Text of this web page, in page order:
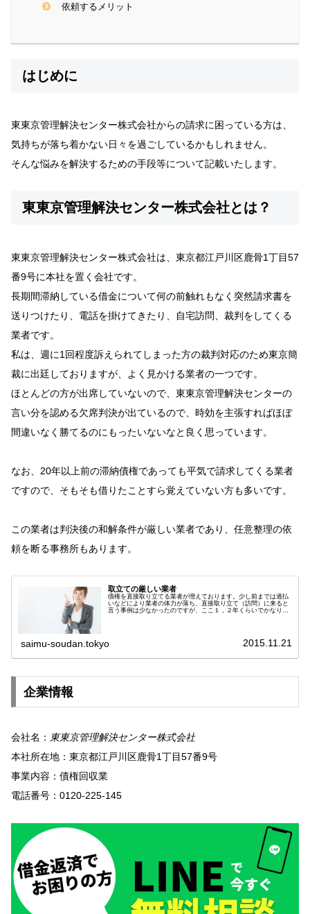
依頼するメリット
はじめに
東東京管理解決センター株式会社からの請求に困っている方は、
気持ちが落ち着かない日々を過ごしているかもしれません。
そんな悩みを解決するための手段等について記載いたします。
東東京管理解決センター株式会社とは？
東東京管理解決センター株式会社は、東京都江戸川区鹿骨1丁目57
番9号に本社を置く会社です。
長期間滞納している借金について何の前触れもなく突然請求書を
送りつけたり、電話を掛けてきたり、自宅訪問、裁判をしてくる
業者です。
私は、週に1回程度訴えられてしまった方の裁判対応のため東京簡
裁に出廷しておりますが、よく見かける業者の一つです。
ほとんどの方が出席していないので、東東京管理解決センターの
言い分を認める欠席判決が出ているので、時効を主張すればほぼ
間違いなく勝てるのにもったいないなと良く思っています。
なお、20年以上前の滞納債権であっても平気で請求してくる業者
ですので、そもそも借りたことすら覚えていない方も多いです。
この業者は判決後の和解条件が厳しい業者であり、任意整理の依
頼を断る事務所もあります。
取立ての厳しい業者
債権を直接取り立てる業者が増えております。少し前までは過払
いなどにより業者の体力が落ち、直接取り立て（訪問）に来ると
言う事例は少なかったのですが、ここ１，２年くらいでかなり増
saimu-soudan.tokyo 2015.11.21
企業情報
会社名： 東東京管理解決センター株式会社
本社所在地：東京都江戸川区鹿骨1丁目57番9号
事業内容：債権回収業
電話番号：0120-225-145